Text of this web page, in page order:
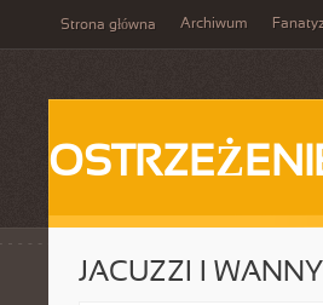
Strona główna Archiwum
JACUZZI I